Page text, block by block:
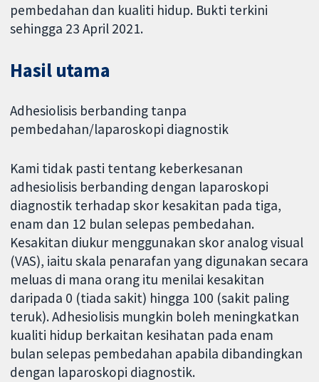
pembedahan dan kualiti hidup. Bukti terkini
sehingga 23 April 2021.
Hasil utama
Adhesiolisis berbanding tanpa
pembedahan/laparoskopi diagnostik
Kami tidak pasti tentang keberkesanan
adhesiolisis berbanding dengan laparoskopi
diagnostik terhadap skor kesakitan pada tiga,
enam dan 12 bulan selepas pembedahan.
Kesakitan diukur menggunakan skor analog visual
(VAS), iaitu skala penarafan yang digunakan secara
meluas di mana orang itu menilai kesakitan
daripada 0 (tiada sakit) hingga 100 (sakit paling
teruk). Adhesiolisis mungkin boleh meningkatkan
kualiti hidup berkaitan kesihatan pada enam
bulan selepas pembedahan apabila dibandingkan
dengan laparoskopi diagnostik.